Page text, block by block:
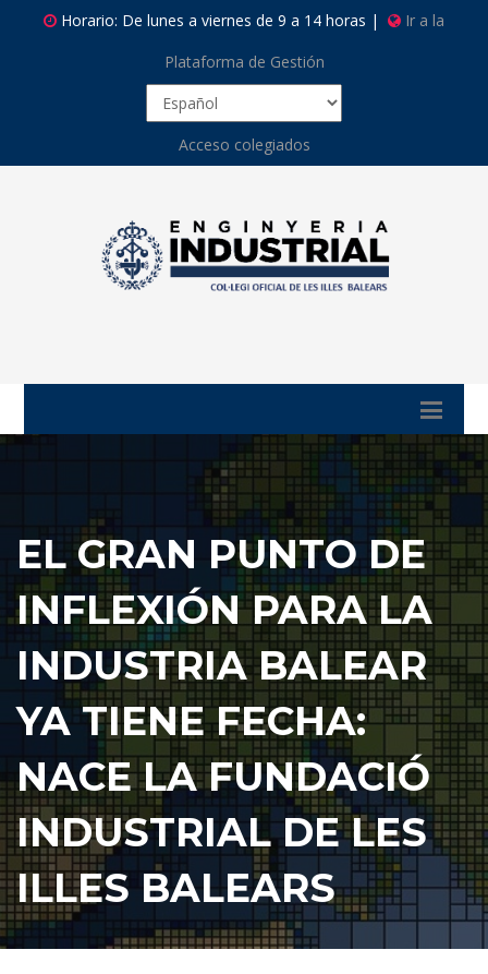
Horario: De lunes a viernes de 9 a 14 horas |
Ir a la
Plataforma de Gestión
Acceso colegiados
EL GRAN PUNTO DE
INFLEXIÓN PARA LA
INDUSTRIA BALEAR
YA TIENE FECHA:
NACE LA FUNDACIÓ
INDUSTRIAL DE LES
ILLES BALEARS